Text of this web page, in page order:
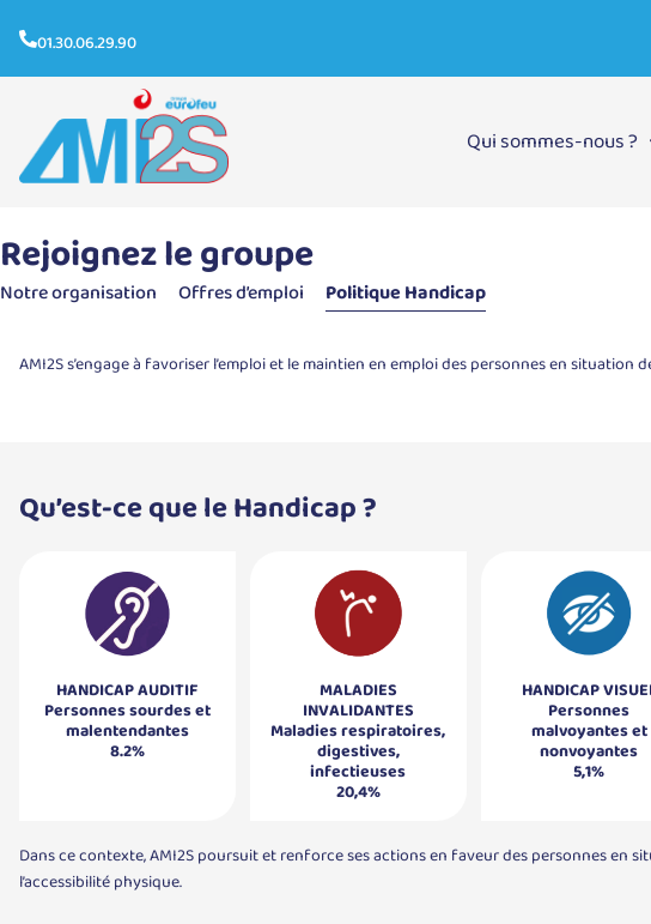
01.30.06.29.90
Qui sommes-nous ?
Rejoignez le groupe
Notre organisation Offres d’emploi Politique Handicap
AMI2S s’engage à favoriser l’emploi et le maintien en emploi des personnes en situation
Qu’est-ce que le Handicap ?
HANDICAP AUDITIF
Personnes sourdes et
malentendantes
8.2%
MALADIES
INVALIDANTES
Maladies respiratoires,
digestives,
infectieuses
20,4%
HANDICAP
Personnes
malvoyantes et
nonvoyantes
5,1%
Dans ce contexte, AMI2S poursuit et renforce ses actions en faveur des personnes en
l’accessibilité physique.